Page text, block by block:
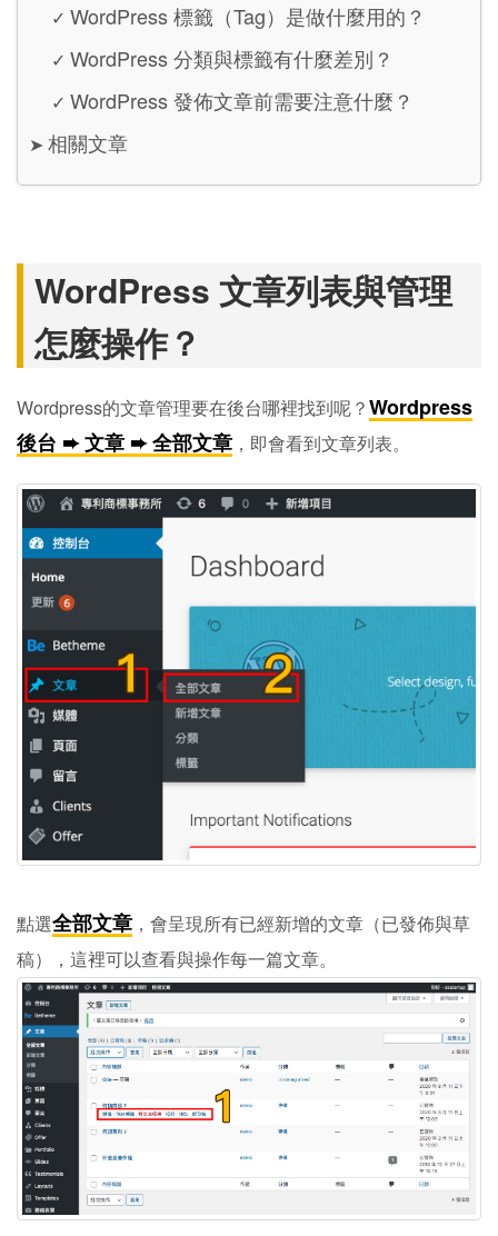
✓ WordPress 標籤（Tag）是做什麼用的？
✓ WordPress 分類與標籤有什麼差別？
✓ WordPress 發佈文章前需要注意什麼？
➤ 相關文章
WordPress 文章列表與管理
怎麼操作？
Wordpress的文章管理要在後台哪裡找到呢？Wordpress
後台 ➨ 文章 ➨ 全部文章 ，即會看到文章列表。
點選全部文章 ，會呈現所有已經新增的文章（已發佈與草
稿），這裡可以查看與操作每一篇文章。